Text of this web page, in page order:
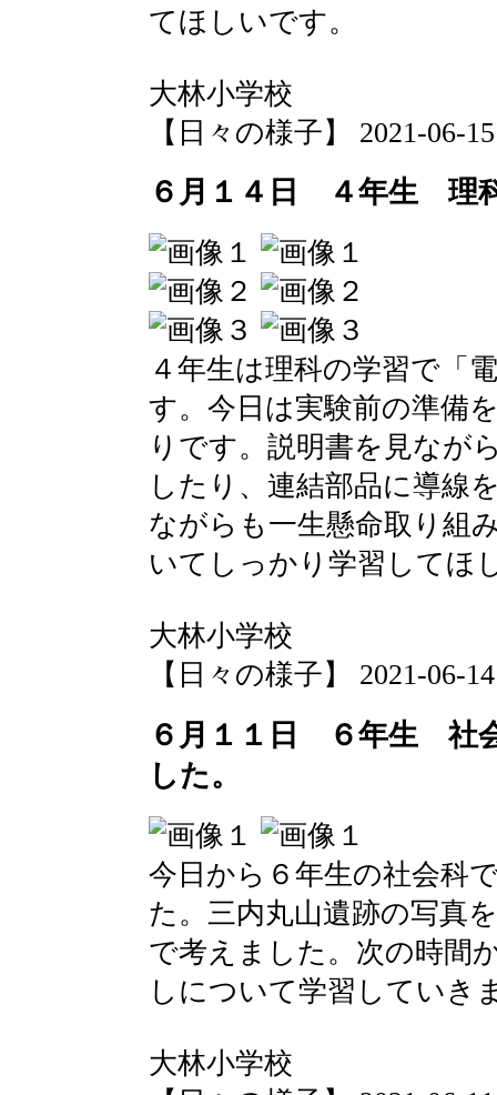
てほしいです。
大林小学校
【日々の様子】 2021-06-
６月１４日 ４年生 理
４年生は理科の学習で「
す。今日は実験前の準備
りです。説明書を見なが
したり、連結部品に導線
ながらも一生懸命取り組
いてしっかり学習してほ
大林小学校
【日々の様子】 2021-06-
６月１１日 ６年生 社
した。
今日から６年生の社会科
た。三内丸山遺跡の写真
で考えました。次の時間
しについて学習していき
大林小学校